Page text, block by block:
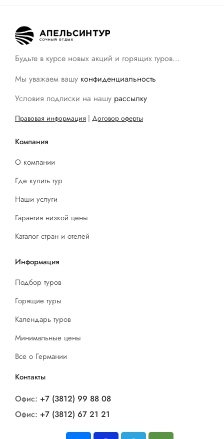
Будьте в курсе новых акций и горящих туров…
Мы уважаем вашу конфиденциальность
Условия подписки на нашу рассылку
Правовая информация | Договор оферты
Компания
О компании
Где купить тур
Наши услуги
Гарантия низкой цены
Каталог стран и отелей
Информация
Подбор туров
Горящие туры
Календарь туров
Минимальные цены
Все о Германии
Контакты
Офис: +7 (3812) 99 88 08
Офис: +7 (3812) 67 21 21